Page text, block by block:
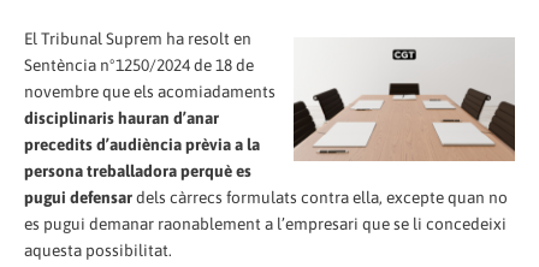
El Tribunal Suprem ha resolt en
Sentència nº1250/2024 de 18 de
novembre que els acomiadaments
disciplinaris hauran d’anar
precedits d’audiència prèvia a la
persona treballadoraperquè es
pugui defensardels càrrecs formulats contra ella, excepte quan no
es pugui demanar raonablement a l’empresari que se li concedeixi
aquesta possibilitat.